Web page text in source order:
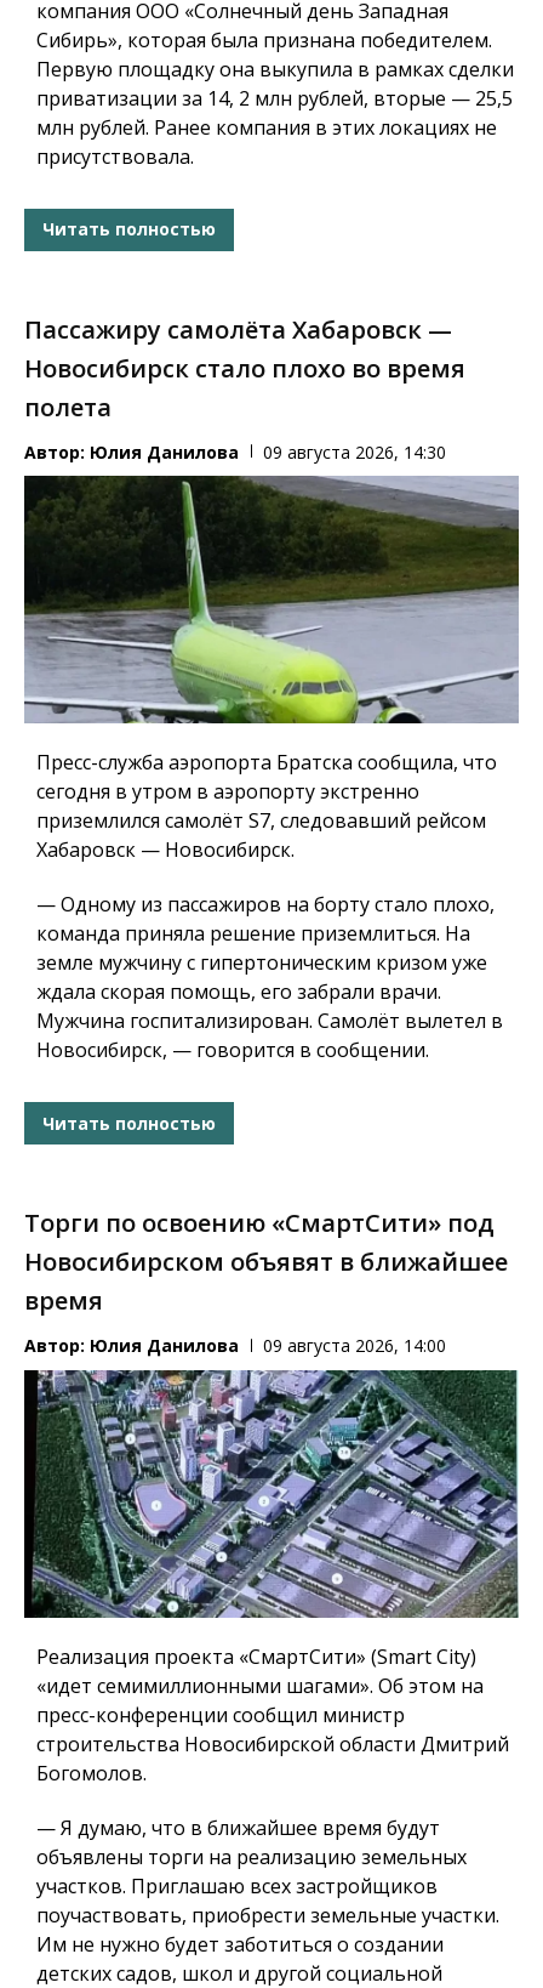
компания ООО «Солнечный день Западная
Сибирь», которая была признана победителем.
Первую площадку она выкупила в рамках сделки
приватизации за 14, 2 млн рублей, вторые — 25,5
млн рублей. Ранее компания в этих локациях не
присутствовала.
Читать полностью
Пассажиру самолёта Хабаровск —
Новосибирск стало плохо во время
полета
Автор: Юлия Данилова 09 августа 2026, 14:30
Пресс-служба аэропорта Братска сообщила, что
сегодня в утром в аэропорту экстренно
приземлился самолёт S7, следовавший рейсом
Хабаровск — Новосибирск.
— Одному из пассажиров на борту стало плохо,
команда приняла решение приземлиться. На
земле мужчину с гипертоническим кризом уже
ждала скорая помощь, его забрали врачи.
Мужчина госпитализирован. Самолёт вылетел в
Новосибирск, — говорится в сообщении.
Читать полностью
Торги по освоению «СмартСити» под
Новосибирском объявят в ближайшее
время
Автор: Юлия Данилова 09 августа 2026, 14:00
Реализация проекта «СмартСити» (Smart City)
«идет семимиллионными шагами». Об этом на
пресс-конференции сообщил министр
строительства Новосибирской области Дмитрий
Богомолов.
— Я думаю, что в ближайшее время будут
объявлены торги на реализацию земельных
участков. Приглашаю всех застройщиков
поучаствовать, приобрести земельные участки.
Им не нужно будет заботиться о создании
детских садов, школ и другой социальной